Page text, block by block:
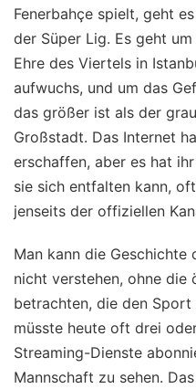
Fenerbahçe spielt, geht
der Süper Lig. Es geht
Ehre des Viertels in
aufwuchs, und um das
das größer ist als der
Großstadt. Das Internet
erschaffen, aber es hat
sie sich entfalten kann,
jenseits der offiziellen
Man kann die
nicht verstehen, ohne die
betrachten, die den Sport
müsste heute oft drei
Streaming-Dienste
Mannschaft zu sehen.